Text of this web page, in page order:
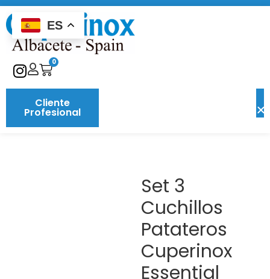
Cliente
Profesional
0
Set 3
Cuchillos
Patateros
Cuperinox
Essential
ES